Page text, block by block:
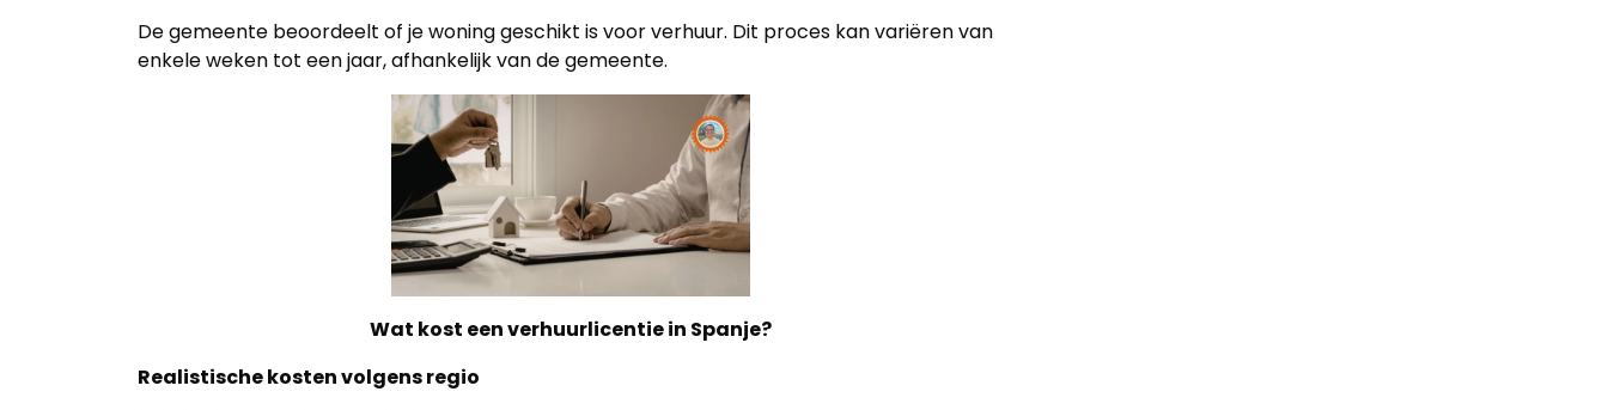
De gemeente beoordeelt of je woning geschikt is voor verhuur. Dit proces kan variëren van
enkele weken tot een jaar, afhankelijk van de gemeente.
Wat kost een verhuurlicentie in Spanje?
Realistische kosten volgens regio